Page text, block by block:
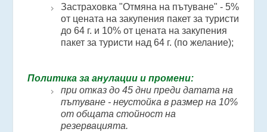
Застраховка "Отмяна на пътуване" - 5%
от цената на закупения пакет за туристи
до 64 г. и 10% от цената на закупения
пакет за туристи над 64 г. (по желание);
Политика за анулации и промени:
при отказ до 45 дни преди датата на
пътуване - неустойка в размер на 10%
от общата стойност на
резервацията.